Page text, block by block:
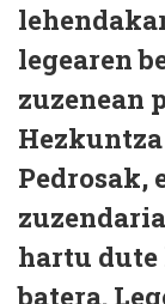
legearen
zuzenean
Pedrosak,
hartu
batera.